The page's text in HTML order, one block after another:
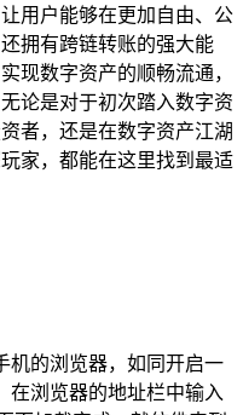
用户能够在更加自由、公
拥有跨链转账的强大能
现数字资产的顺畅流通，
论是对于初次踏入数字资
者，还是在数字资产江湖
家，都能在这里找到最适
机的浏览器，如同开启一
在浏览器的地址栏中输入